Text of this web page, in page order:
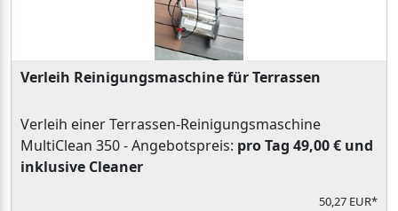
Verleih Reinigungsmaschine für Terrassen
Verleih einer Terrassen-Reinigungsmaschine
MultiClean 350 - Angebotspreis: pro Tag 49,00 € und
inklusive Cleaner
50,27 EUR*